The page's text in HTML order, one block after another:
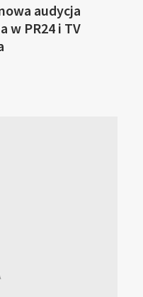
audycja
w PR24 i TV